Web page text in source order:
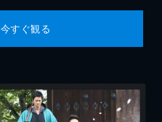
今すぐ観る